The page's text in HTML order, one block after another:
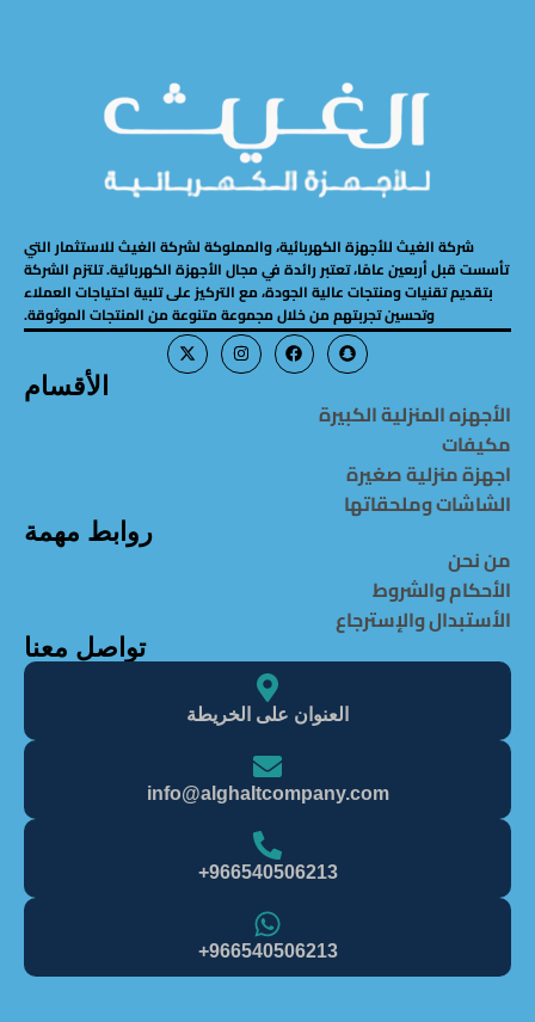
شركة الغيث للأجهزة الكهربائية، والمملوكة لشركة الغيث للاستثمار التي
تأسست قبل أربعين عامًا، تعتبر رائدة في مجال الأجهزة الكهربائية. تلتزم الشركة
بتقديم تقنيات ومنتجات عالية الجودة، مع التركيز على تلبية احتياجات العملاء
وتحسين تجربتهم من خلال مجموعة متنوعة من المنتجات الموثوقة.
الأقسام
الأجهزه المنزلية الكبيرة
مكيفات
اجهزة منزلية صغيرة
الشاشات وملحقاتها
روابط مهمة
من نحن
الأحكام والشروط
الأستبدال والإسترجاع
تواصل معنا
العنوان على الخريطة
info@alghaItcompany.com
966540506213+
966540506213+